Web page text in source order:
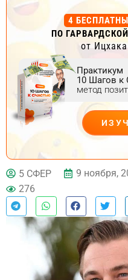
4
ПО
от
Практикум
10 Шагов к
метод
ДЕЙСТВУЙ
5 СФЕР 9 ноября,
276